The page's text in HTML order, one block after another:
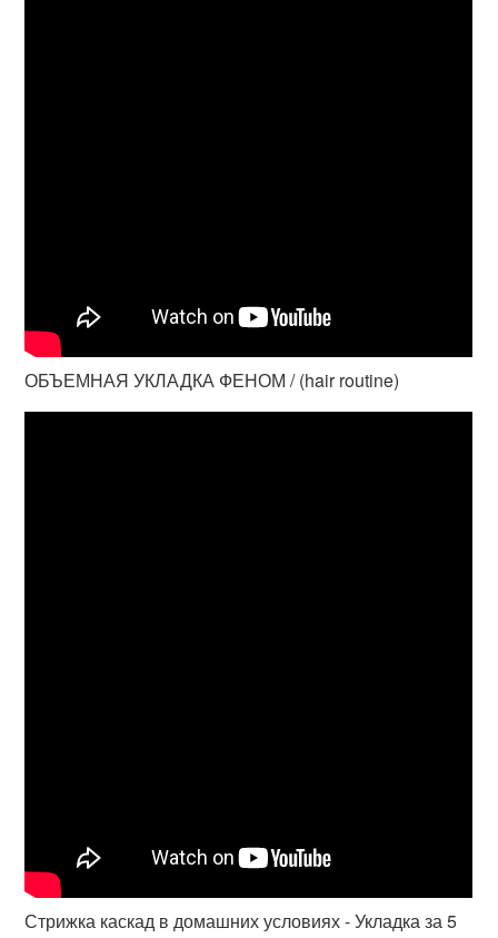
ОБЪЕМНАЯ УКЛАДКА ФЕНОМ / (hair routine)
Стрижка каскад в домашних условиях - Укладка за 5